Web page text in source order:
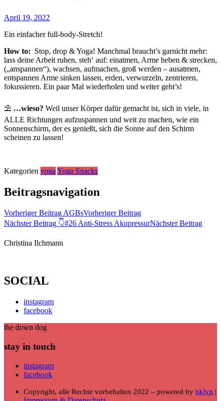
April 19, 2022
Ein einfacher full-body-Stretch!
How to: Stop, drop & Yoga! Manchmal braucht’s garnicht mehr:
lass deine Arbeit ruhen, steh‘ auf: einatmen, Arme heben & strecken,
(„anspannen“), wachsen, aufmachen, groß werden – ausatmen,
entspannen Arme sinken lassen, erden, verwurzeln, zentrieren,
fokussieren. Ein paar Mal wiederholen und weiter geht’s!
⛱️ …wieso? Weil unser Körper dafür gemacht ist, sich in viele, in
ALLE Richtungen aufzuspannen und weit zu machen, wie ein
Sonnenschirm, der es genießt, sich die Sonne auf den Schirm
scheinen zu lassen!
Kategorien yogaYoga Snacks
Beitragsnavigation
Vorheriger Beitrag AGBsVorheriger Beitrag
Nächster Beitrag 👇#26 Anti-Stress AkupressurNächster Beitrag
Christina Ilchmann
SOCIAL
instagram
facebook
the down dog
stay in touch
instagram
facebook
Copyright, alle Rechte vorbehalten 2022 – powered by bklyn |